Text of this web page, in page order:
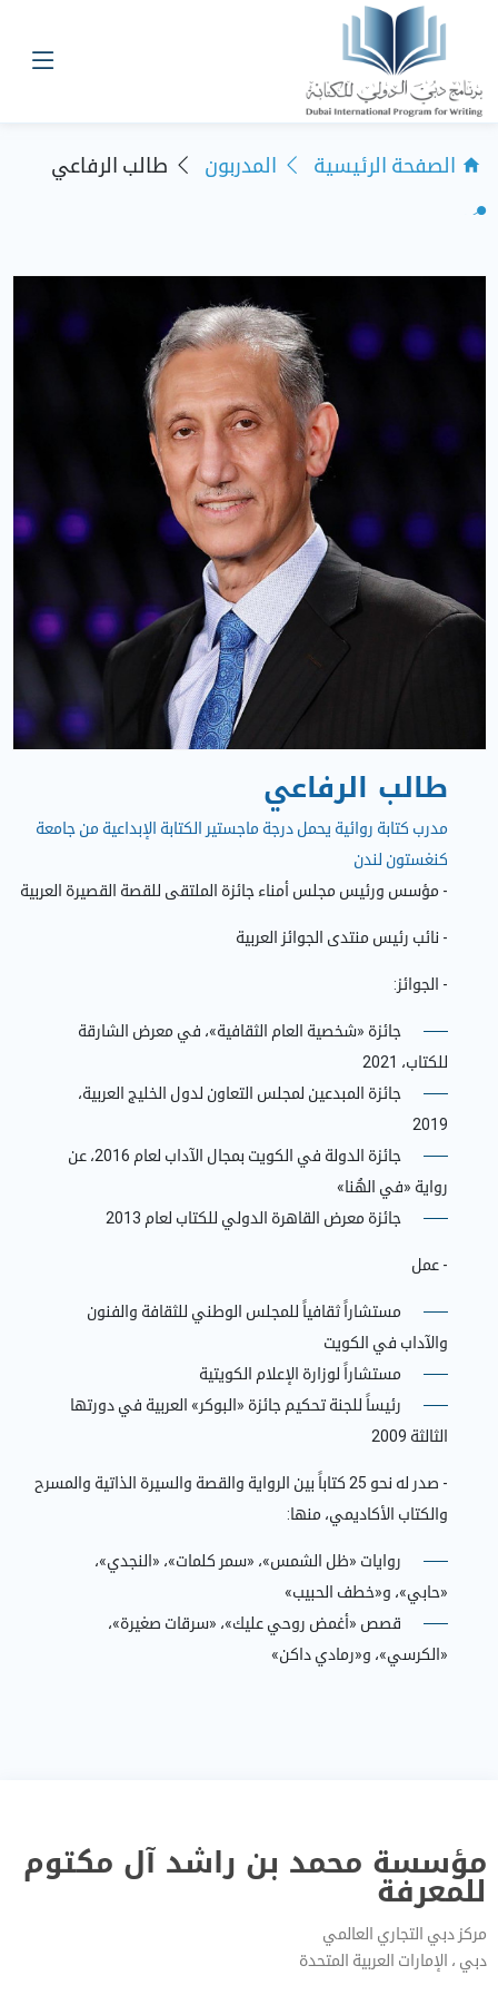
الصفحة الرئيسية المدربون طالب الرفاعي
طالب الرفاعي
مدرب كتابة روائية يحمل درجة ماجستير الكتابة الإبداعية من جامعة
كنغستون لندن
- مؤسس ورئيس مجلس أمناء جائزة الملتقى للقصة القصيرة العربية
- نائب رئيس منتدى الجوائز العربية
- الجوائز:
جائزة «شخصية العام الثقافية»، في معرض الشارقة
للكتاب، 2021
جائزة المبدعين لمجلس التعاون لدول الخليج العربية،
2019
جائزة الدولة في الكويت بمجال الآداب لعام 2016، عن
رواية «في الهُنا»
جائزة معرض القاهرة الدولي للكتاب لعام 2013
- عمل
مستشاراً ثقافياً للمجلس الوطني للثقافة والفنون
والآداب في الكويت
مستشاراً لوزارة الإعلام الكويتية
رئيساً للجنة تحكيم جائزة «البوكر» العربية في دورتها
الثالثة 2009
- صدر له نحو 25 كتاباً بين الرواية والقصة والسيرة الذاتية والمسرح
والكتاب الأكاديمي، منها:
روايات «ظل الشمس»، «سمر كلمات»، «النجدي»،
«حابي»، و«خطف الحبيب»
قصص «أغمض روحي عليك»، «سرقات صغيرة»،
«الكرسي»، و«رمادي داكن»
مؤسسة محمد بن راشد آل مكتوم
للمعرفة
مركز دبي التجاري العالمي
دبي‎ ، الإمارات العربية المتحدة‎